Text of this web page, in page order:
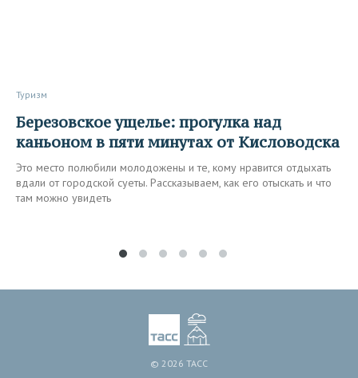
Туризм
Березовское ущелье: прогулка над
каньоном в пяти минутах от Кисловодска
Это место полюбили молодожены и те, кому нравится отдыхать
вдали от городской суеты. Рассказываем, как его отыскать и что
там можно увидеть
© 2026 ТАСС